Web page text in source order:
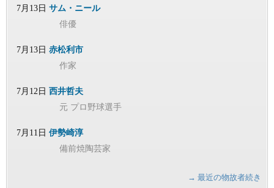
7月13日 サム・ニール
俳優
7月13日 赤松利市
作家
7月12日 西井哲夫
元 プロ野球選手
7月11日 伊勢崎淳
備前焼陶芸家
→ 最近の物故者続き